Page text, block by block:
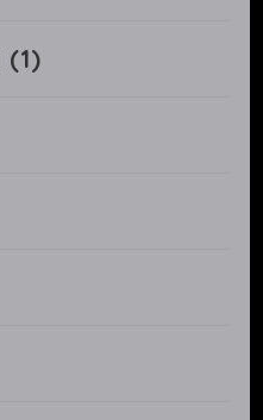
(1)